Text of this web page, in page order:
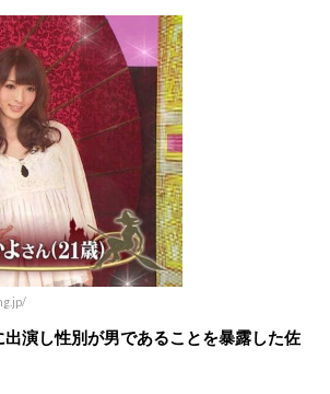
出演し性別が男であることを暴露した佐